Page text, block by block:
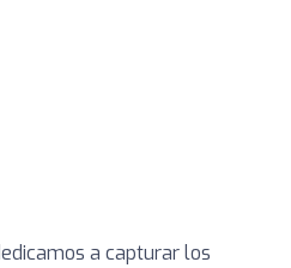
a capturar los